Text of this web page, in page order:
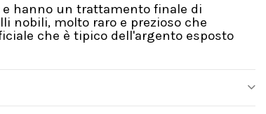
e hanno un trattamento finale di
nobili, molto raro e prezioso che
che è tipico dell'argento esposto